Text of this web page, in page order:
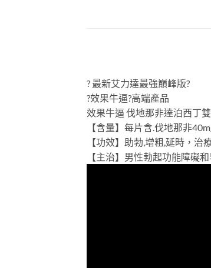
? 最新艾力達最強巔峰版?
?效果牛逼?高端產品
效果牛逼 伐地那非達泊西丁
【含量】每片含.伐地那非
【功效】助勃,增粗,延時，治
【主治】男性勃起功能障礙和